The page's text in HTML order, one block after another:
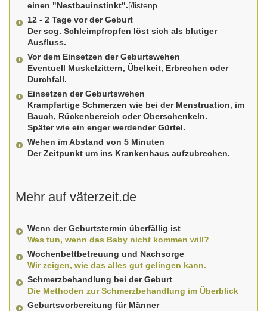
einen "Nestbauinstinkt".[/listenp
12 - 2 Tage vor der Geburt
Der sog. Schleimpfropfen löst sich als blutiger
Ausfluss.
Vor dem Einsetzen der Geburtswehen
Eventuell Muskelzittern, Übelkeit, Erbrechen oder
Durchfall.
Einsetzen der Geburtswehen
Krampfartige Schmerzen wie bei der Menstruation, im
Bauch, Rückenbereich oder Oberschenkeln.
Später wie ein enger werdender Gürtel.
Wehen im Abstand von 5 Minuten
Der Zeitpunkt um ins Krankenhaus aufzubrechen.
Mehr auf väterzeit.de
Wenn der Geburtstermin überfällig ist
Was tun, wenn das Baby nicht kommen will?
Wochenbettbetreuung und Nachsorge
Wir zeigen, wie das alles gut gelingen kann.
Schmerzbehandlung bei der Geburt
Die Methoden zur Schmerzbehandlung im Überblick
Geburtsvorbereitung für Männer